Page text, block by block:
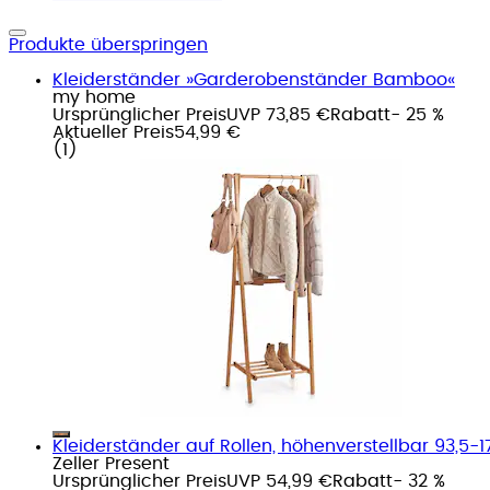
Produkte überspringen
Kleiderständer »Garderobenständer Bamboo«
my home
Ursprünglicher PreisUVP 73,85 €Rabatt- 25 %
Aktueller Preis54,99 €
( 1 )
Kleiderständer auf Rollen, höhenverstellbar 93,5-
Zeller Present
Ursprünglicher PreisUVP 54,99 €Rabatt- 32 %